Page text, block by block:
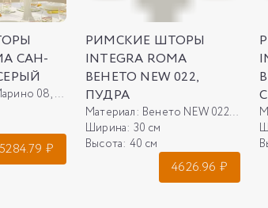
САН-
08, серый
5284.79 ₽
РИМСКИЕ ШТОРЫ
INTEGRA ROMA
ВЕНЕТО NEW 022,
ПУДРА
Материал: Венето NEW 022, пудра
Ширина: 30 см
Высота: 40 см
4626.96 ₽